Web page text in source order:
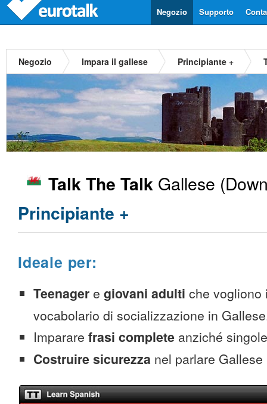
Supporto
Negozio
Negozio Impara il gallese Principiante +
Talk The Talk Gallese
Principiante +
Ideale per:
Teenager e giovani adulti che vogliono
vocabolario di socializzazione in
Imparare frasi complete anziché
Costruire sicurezza nel parlare